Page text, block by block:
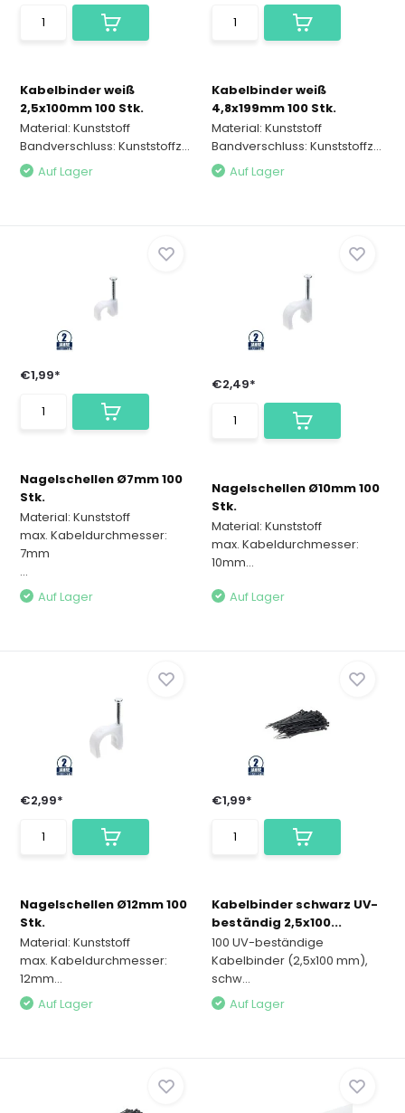
Kabelbinder weiß
2,5x100mm 100 Stk.
Material: Kunststoff
Bandverschluss: Kunststoffz...
Auf Lager
Kabelbinder weiß
4,8x199mm 100 Stk.
Material: Kunststoff
Bandverschluss: Kunststoffz...
Auf Lager
€1,99*
Nagelschellen Ø7mm 100
Stk.
Material: Kunststoff
max. Kabeldurchmesser:
7mm
...
Auf Lager
€2,49*
Nagelschellen Ø10mm 100
Stk.
Material: Kunststoff
max. Kabeldurchmesser:
10mm...
Auf Lager
€2,99*
Nagelschellen Ø12mm 100
Stk.
Material: Kunststoff
max. Kabeldurchmesser:
12mm...
Auf Lager
€1,99*
Kabelbinder schwarz UV-
beständig 2,5x100...
100 UV-beständige
Kabelbinder (2,5x100 mm),
schw...
Auf Lager